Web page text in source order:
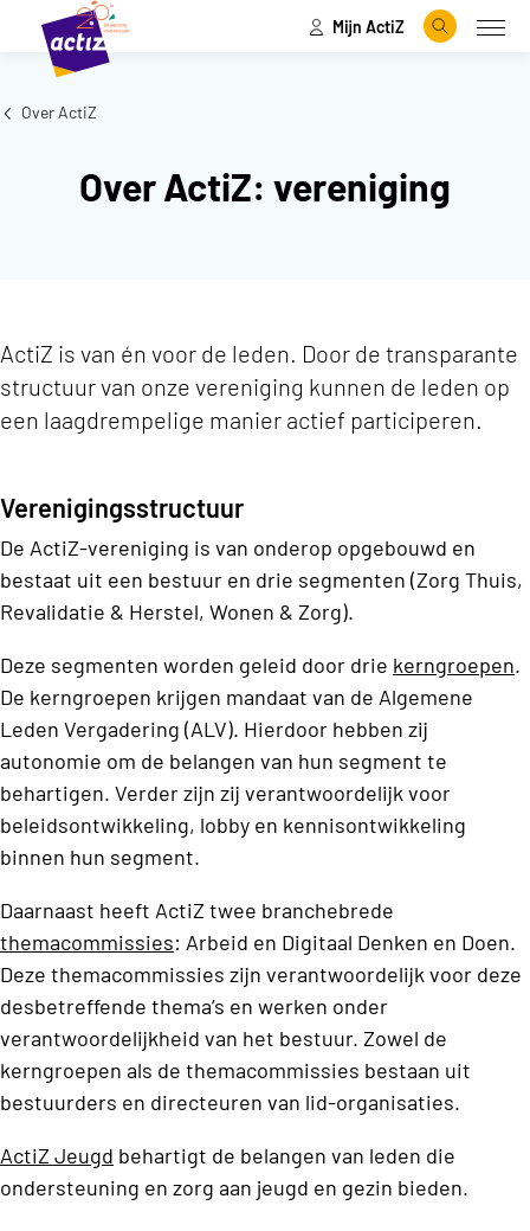
Naar hoofdinhoud
Naar menu Mijn ActiZ
Zoeken
Over ActiZ
Over ActiZ: vereniging
ActiZ is van én voor de leden. Door de transparante
structuur van onze vereniging kunnen de leden op
een laagdrempelige manier actief participeren.
Verenigingsstructuur
De ActiZ-vereniging is van onderop opgebouwd en
bestaat uit een bestuur en drie segmenten (Zorg Thuis,
Revalidatie & Herstel, Wonen & Zorg).
Deze segmenten worden geleid door drie kerngroepen.
De kerngroepen krijgen mandaat van de Algemene
Leden Vergadering (ALV). Hierdoor hebben zij
autonomie om de belangen van hun segment te
behartigen. Verder zijn zij verantwoordelijk voor
beleidsontwikkeling, lobby en kennisontwikkeling
binnen hun segment.
Daarnaast heeft ActiZ twee branchebrede
themacommissies: Arbeid en Digitaal Denken en Doen.
Deze themacommissies zijn verantwoordelijk voor deze
desbetreffende thema’s en werken onder
verantwoordelijkheid van het bestuur. Zowel de
kerngroepen als de themacommissies bestaan uit
bestuurders en directeuren van lid-organisaties.
ActiZ Jeugd behartigt de belangen van leden die
ondersteuning en zorg aan jeugd en gezin bieden.